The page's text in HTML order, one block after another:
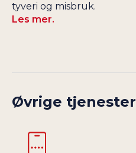
tyveri og misbruk.
Les mer.
Øvrige tjenester